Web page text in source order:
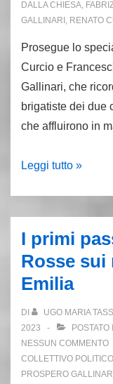
DALLA CHIESA,
GALLINARI , RENATO
Prosegue lo
Curcio e
Gallinari, che
brigatiste dei due
che affluirono in
8.9.74
cattura
di
Curcio
Franceschini
Leggi tutto »
I primi
Rosse sui
Emilia
DI UGO MARIA
2023
POSTATO
NESSUN COMMENTO
COLLETTIVO
PROSPERO GALLINARI